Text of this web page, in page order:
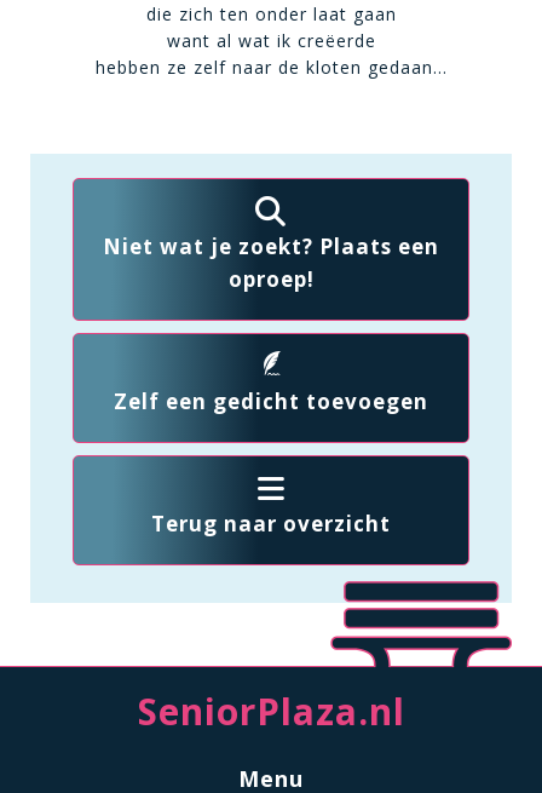
die zich ten onder laat gaan
want al wat ik creëerde
hebben ze zelf naar de kloten gedaan…
Niet wat je zoekt? Plaats een
oproep!
Zelf een gedicht toevoegen
Terug naar overzicht
SeniorPlaza.nl
Menu